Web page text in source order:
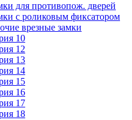
для противопож. дверей
с роликовым фиксатором
врезные замки
10
12
13
14
15
16
17
18